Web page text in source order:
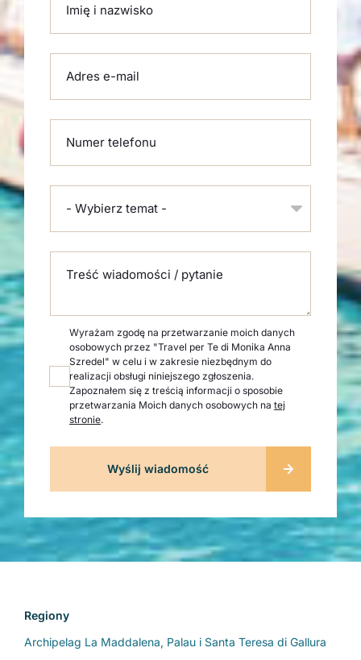
Imię i nazwisko
Adres e-mail
Numer telefonu
- Wybierz temat -
Treść wiadomości / pytanie
Wyrażam zgodę na przetwarzanie moich danych
osobowych przez "Travel per Te di Monika Anna
Szredel" w celu i w zakresie niezbędnym do
realizacji obsługi niniejszego zgłoszenia.
Zapoznałem się z treścią informacji o sposobie
przetwarzania Moich danych osobowych na tej
stronie.
Regiony
Archipelag La Maddalena, Palau i Santa Teresa di Gallura